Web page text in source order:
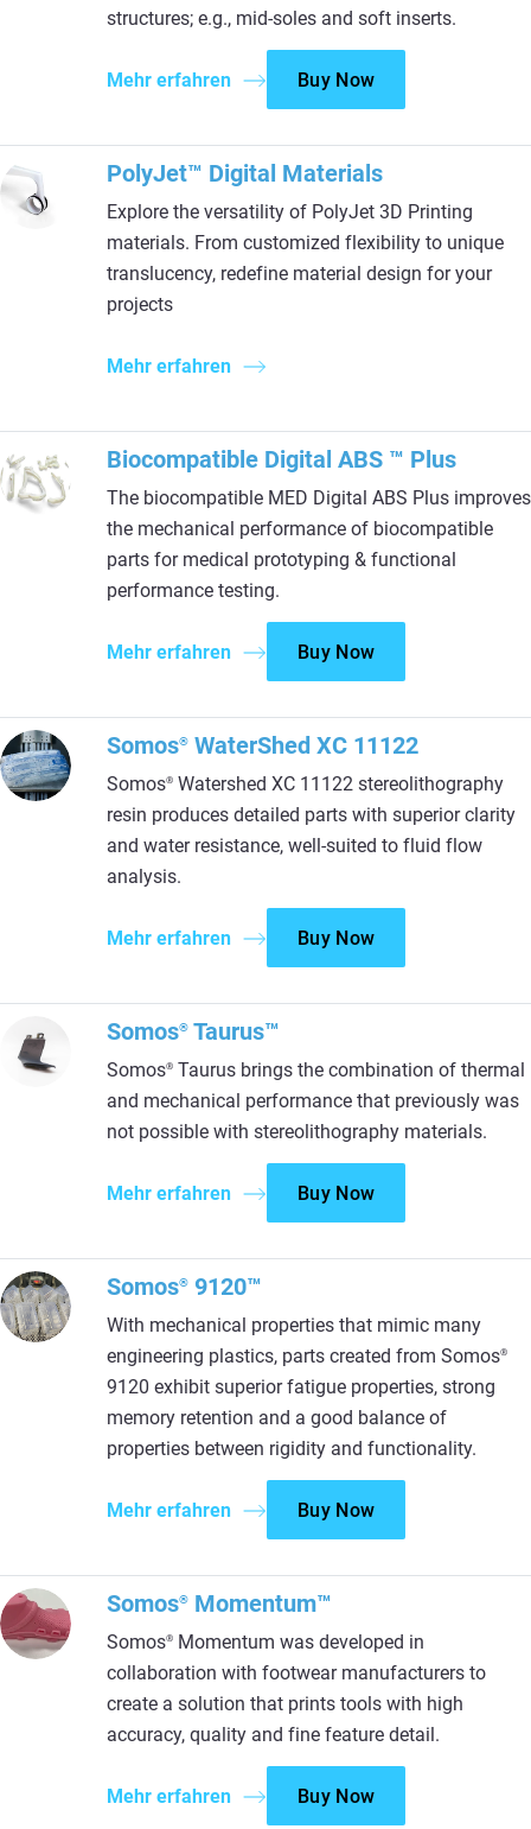
structures; e.g., mid-soles and soft inserts.
Mehr erfahren Buy Now
PolyJet™ Digital Materials
Explore the versatility of PolyJet 3D Printing
materials. From customized flexibility to unique
translucency, redefine material design for your
projects
Mehr erfahren
Biocompatible Digital ABS ™ Plus
The biocompatible MED Digital ABS Plus improves
the mechanical performance of biocompatible
parts for medical prototyping & functional
performance testing.
Mehr erfahren Buy Now
Somos® WaterShed XC 11122
Somos® Watershed XC 11122 stereolithography
resin produces detailed parts with superior clarity
and water resistance, well-suited to fluid flow
analysis.
Mehr erfahren Buy Now
Somos® Taurus™
Somos® Taurus brings the combination of thermal
and mechanical performance that previously was
not possible with stereolithography materials.
Mehr erfahren Buy Now
Somos® 9120™
With mechanical properties that mimic many
engineering plastics, parts created from Somos®
9120 exhibit superior fatigue properties, strong
memory retention and a good balance of
properties between rigidity and functionality.
Mehr erfahren Buy Now
Somos® Momentum™
Somos® Momentum was developed in
collaboration with footwear manufacturers to
create a solution that prints tools with high
accuracy, quality and fine feature detail.
Mehr erfahren Buy Now